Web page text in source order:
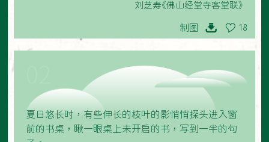
刘芝寿《佛山经堂寺客堂联》
制图 18
夏日悠长时，有些伸长的枝叶的影悄悄探头进入窗
前的书桌，瞅一眼桌上未开启的书，写到一半的句